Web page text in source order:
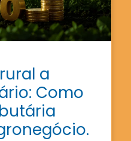
a
Como